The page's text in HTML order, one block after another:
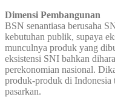
Dimensi Pembangunan
BSN senantiasa berusaha
kebutuhan publik, supaya
munculnya produk yang
eksistensi SNI bahkan
perekonomian nasional.
produk-produk di Indonesia
pasarkan.